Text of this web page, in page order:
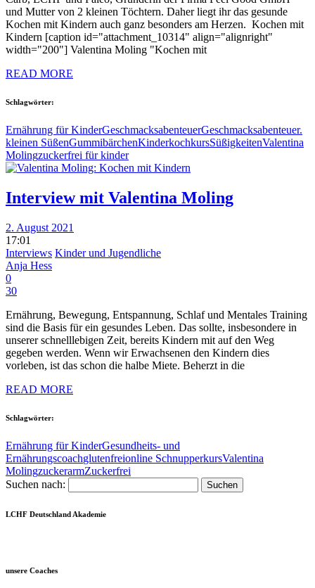
und Mutter von 2 kleinen Töchtern. Daher liegt ihr das gesunde
Kochen mit Kindern auch ganz besonders am Herzen. Kochen mit
Kindern [caption id="attachment_10314" align="alignright"
width="200"] Valentina Moling "Kochen mit
READ MORE
Schlagwörter:
Ernährung für KinderGeschmacksabenteuerGeschmacksabenteuer.
kleinen SüßenGummibärchenKinderkochkursSüßigkeitenValentina
Molingzuckerfrei für kinder
Interview mit Valentina Moling
2. August 2021
17:01
Interviews Kinder und Jugendliche
Anja Hess
0
30
Ernährung, Bewegung, Entspannung, Schlaf und Mentales Training
sind die Basis für ein gesundes Leben. Das sollte, insbesondere in
unserer schnelllebigen Zeit, bereits Kindern mit auf den Weg
gegeben werden. Wenn wir Erwachsenen den Kindern dies
vorleben, ist das schon die halbe Miete. Beherzt in die
READ MORE
Schlagwörter:
Ernährung für KinderGesundheits- und
Ernährungscoachglutenfreionline SchnupperkursValentina
MolingzuckerarmZuckerfrei
Suchen nach:
LCHF Deutschland Akademie
unsere Coaches